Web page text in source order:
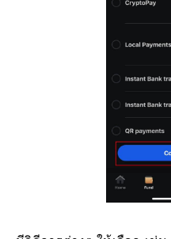
จากนั้นเลือกวิธีการฝากเงิ
สะดวก เนื่องจาก FxPro น
ใช้แม้กระทั่งบนแอปมือถือ